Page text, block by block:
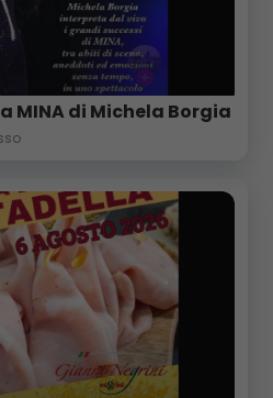
MINA di Michela Borgia